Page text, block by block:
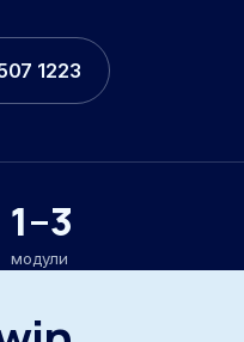
1223
1–3
модули